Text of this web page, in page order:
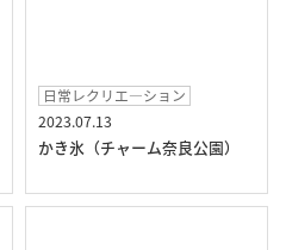
日常レクリエ―ション
2023.07.13
かき氷（チャーム奈良公園）